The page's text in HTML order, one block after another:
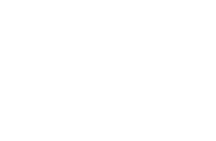
An den beiden